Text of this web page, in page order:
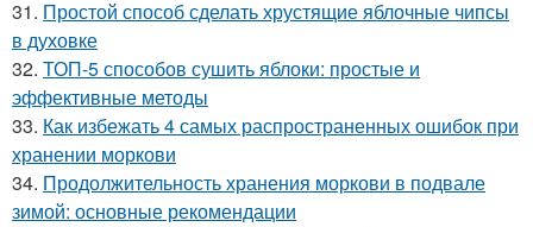
31. Простой способ сделать хрустящие яблочные чипсы
в духовке
32. ТОП-5 способов сушить яблоки: простые и
эффективные методы
33. Как избежать 4 самых распространенных ошибок при
хранении моркови
34. Продолжительность хранения моркови в подвале
зимой: основные рекомендации